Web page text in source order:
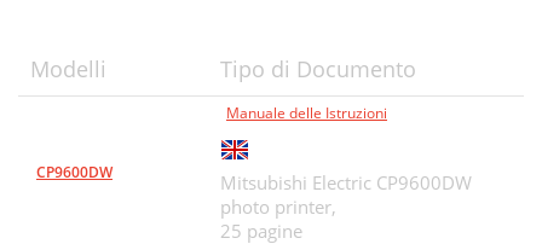
Modelli Tipo di Documento
CP9600DW
Manuale delle Istruzioni
Mitsubishi Electric CP9600DW
photo printer,
25 pagine